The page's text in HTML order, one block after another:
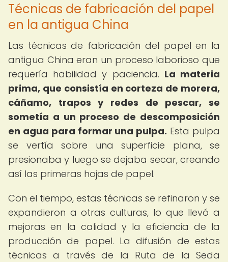
Técnicas de fabricación del papel
en la antigua China
Las técnicas de fabricación del papel en la
antigua China eran un proceso laborioso que
requería habilidad y paciencia. La materia
prima, que consistía en corteza de morera,
cáñamo, trapos y redes de pescar, se
sometía a un proceso de descomposición
en agua para formar una pulpa. Esta pulpa
se vertía sobre una superficie plana, se
presionaba y luego se dejaba secar, creando
así las primeras hojas de papel.
Con el tiempo, estas técnicas se refinaron y se
expandieron a otras culturas, lo que llevó a
mejoras en la calidad y la eficiencia de la
producción de papel. La difusión de estas
técnicas a través de la Ruta de la Seda